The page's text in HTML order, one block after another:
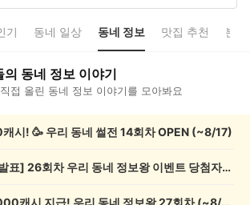
기 동네 일상 동네 정보 맛집 추천 분
의 동네 정보 이야기
접 올린 동네 정보 이야기를 모아봐요
시! 🥳 우리 동네 썰전 14회차 OPEN (~8/17)
💰[당첨자 발표] 26회차 우리 동네 정보왕 이벤트 당첨자를 발표합니다!
💸 전원 2,000캐시 지급! 우리 동네 정보왕 27회차 (~8/10)